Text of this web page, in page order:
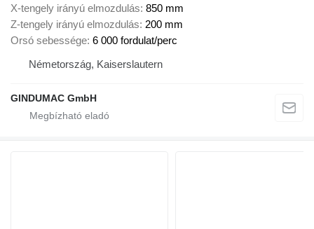
X-tengely irányú elmozdulás 850 mm
Z-tengely irányú elmozdulás 200 mm
Orsó sebessége 6 000 fordulat/perc
Németország, Kaiserslautern
GINDUMAC GmbH